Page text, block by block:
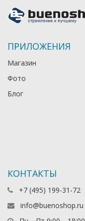
ПРИЛОЖЕНИЯ
Магазин
Фото
Блог
КОНТАКТЫ
+7 (495) 199-31-72
info@buenoshop.ru